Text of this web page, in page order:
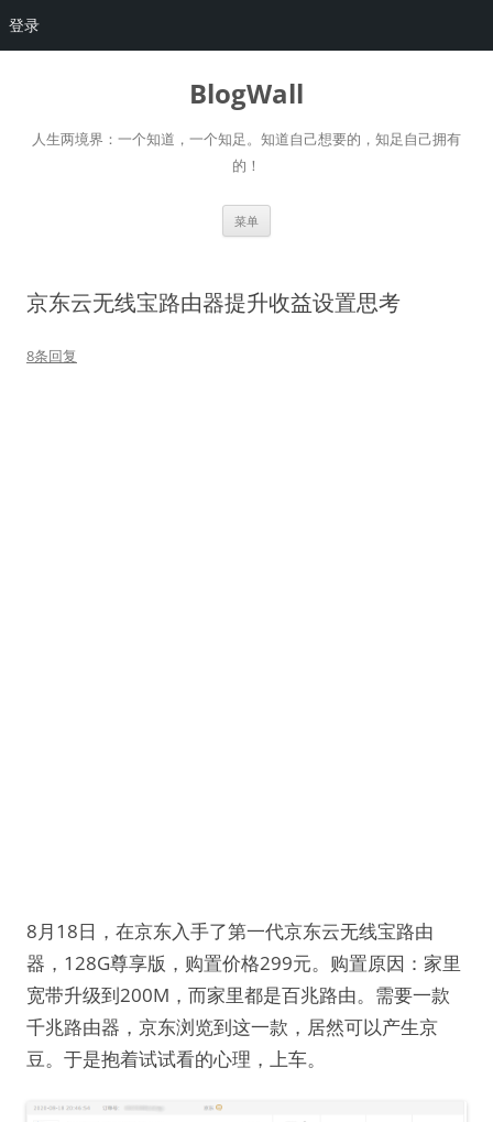
登录
跳
BlogWall
人生两境界：一个知道，一个知足。知道自己想要的，知足自己拥有
的！
菜单
京东云无线宝路由器提升收益设置思考
8条回复
8月18日，在京东入手了第一代京东云无线宝路由
器，128G尊享版，购置价格299元。购置原因：家里
宽带升级到200M，而家里都是百兆路由。需要一款
千兆路由器，京东浏览到这一款，居然可以产生京
豆。于是抱着试试看的心理，上车。